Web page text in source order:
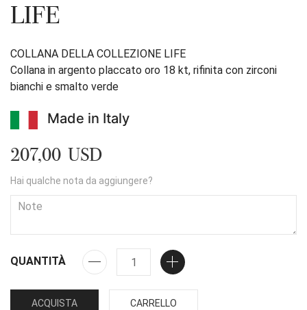
LIFE
COLLANA DELLA COLLEZIONE LIFE
Collana in argento placcato oro 18 kt, rifinita con zirconi
bianchi e smalto verde
Made in Italy
207,00 USD
Hai qualche nota da aggiungere?
QUANTITÀ
ACQUISTA CARRELLO